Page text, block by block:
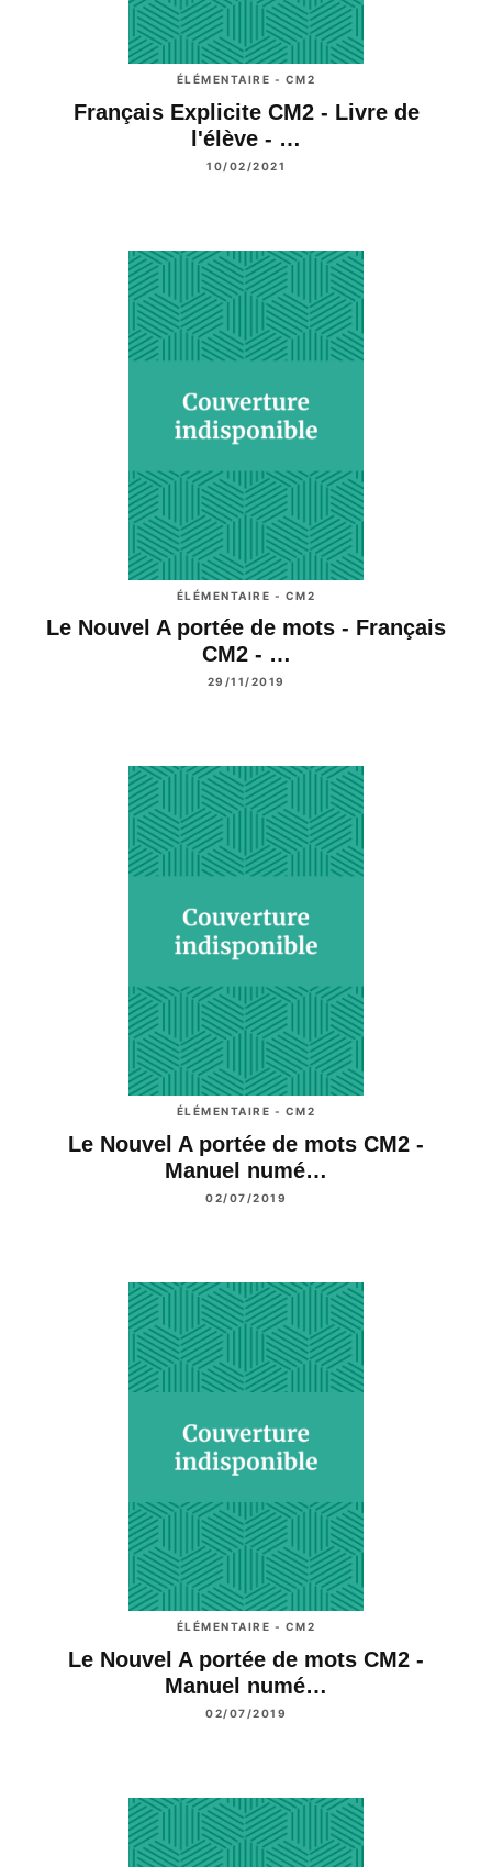
ÉLÉMENTAIRE - CM2
Français Explicite CM2 - Livre de
l'élève - …
10/02/2021
ÉLÉMENTAIRE - CM2
Le Nouvel A portée de mots - Français
CM2 - …
29/11/2019
ÉLÉMENTAIRE - CM2
Le Nouvel A portée de mots CM2 -
Manuel numé…
02/07/2019
ÉLÉMENTAIRE - CM2
Le Nouvel A portée de mots CM2 -
Manuel numé…
02/07/2019